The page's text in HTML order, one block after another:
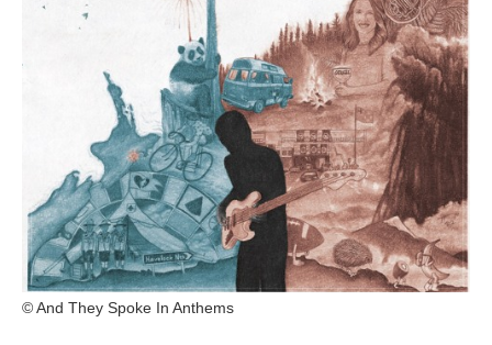
© And They Spoke In Anthems